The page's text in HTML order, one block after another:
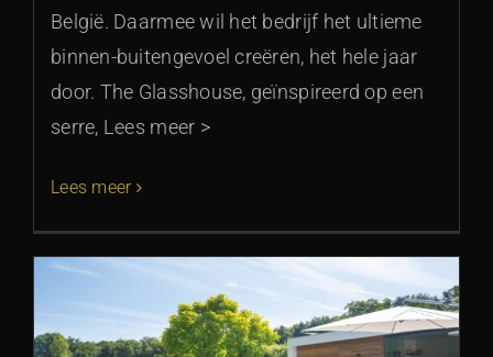
België. Daarmee wil het bedrijf het ultieme
binnen-buitengevoel creëren, het hele jaar
door. The Glasshouse, geïnspireerd op een
serre, Lees meer >
Lees meer